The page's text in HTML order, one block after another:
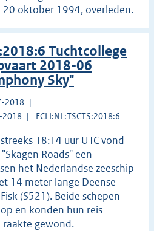
20 oktober 1994, overleden.
Tuchtcollege
2018-06
Sky"
2018
2018
ECLI:NL:TSCTS:2018:6
18:14 uur UTC vond
Roads" een
het Nederlandse zeeschip
14 meter lange Deense
(S521). Beide schepen
en konden hun reis
gewond.